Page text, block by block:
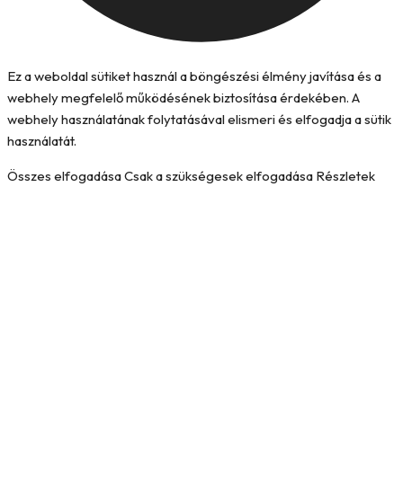
Ez a weboldal sütiket használ a böngészési élmény javítása és a
webhely megfelelő működésének biztosítása érdekében. A
webhely használatának folytatásával elismeri és elfogadja a sütik
használatát.
Összes elfogadásaCsak a szükségesek elfogadása Részletek